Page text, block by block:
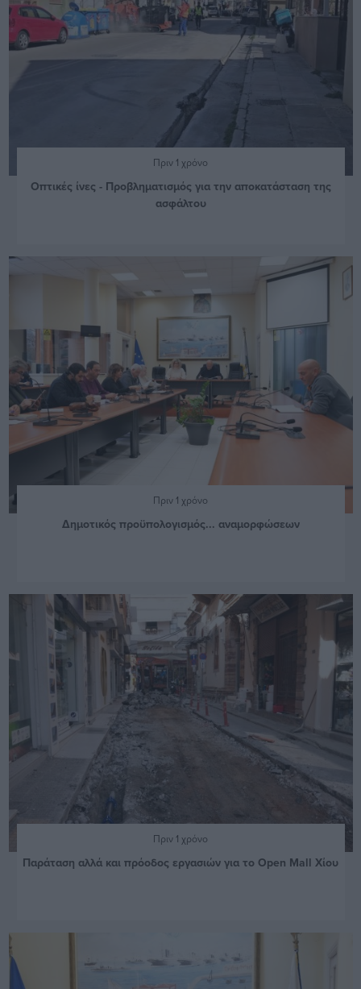
Πριν 1 χρόνο
Οπτικές ίνες - Προβληματισμός για την αποκατάσταση της
ασφάλτου
Πριν 1 χρόνο
Δημοτικός προϋπολογισμός... αναμορφώσεων
Πριν 1 χρόνο
Παράταση αλλά και πρόοδος εργασιών για το Open Mall Χίου